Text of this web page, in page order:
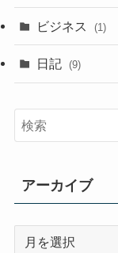
ビジネス (1)
日記 (9)
アーカイブ